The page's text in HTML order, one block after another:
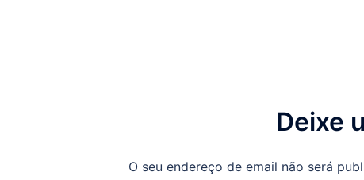
Deixe
O seu endereço de email não será